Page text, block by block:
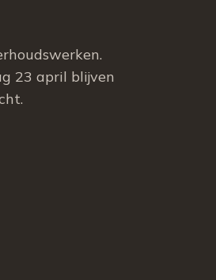
23 april blijven